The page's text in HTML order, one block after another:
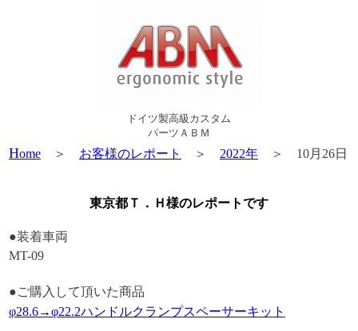
ドイツ製高級カスタム
パーツＡＢＭ
Home ＞ お客様のレポート ＞ 2022年 ＞ 10月26日
東京都Ｔ．Ｈ様のレポートです
●装着車両
MT-09
●ご購入して頂いた商品
φ28.6→φ22.2ハンドルクランプスペーサーキット